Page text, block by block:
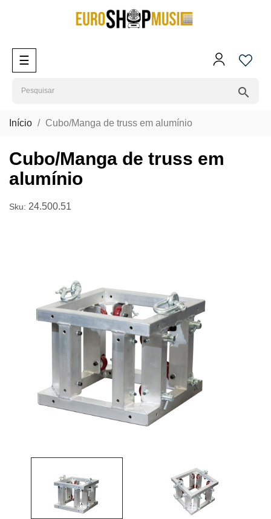
Toggle
navigation
☰
search
Início Cubo/Manga de truss em alumínio
Cubo/Manga de truss em
alumínio
Sku: 24.500.51